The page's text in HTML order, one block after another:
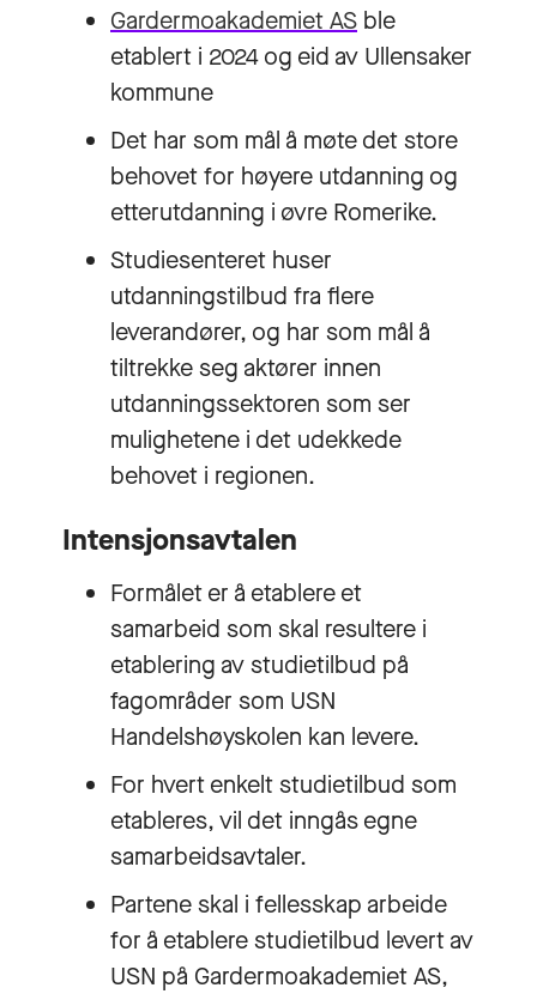
Gardermoakademiet AS ble
etablert i 2024 og eid av Ullensaker
kommune
Det har som mål å møte det store
behovet for høyere utdanning og
etterutdanning i øvre Romerike.
Studiesenteret huser
utdanningstilbud fra flere
leverandører, og har som mål å
tiltrekke seg aktører innen
utdanningssektoren som ser
mulighetene i det udekkede
behovet i regionen.
Intensjonsavtalen
Formålet er å etablere et
samarbeid som skal resultere i
etablering av studietilbud på
fagområder som USN
Handelshøyskolen kan levere.
For hvert enkelt studietilbud som
etableres, vil det inngås egne
samarbeidsavtaler.
Partene skal i fellesskap arbeide
for å etablere studietilbud levert av
USN på Gardermoakademiet AS,